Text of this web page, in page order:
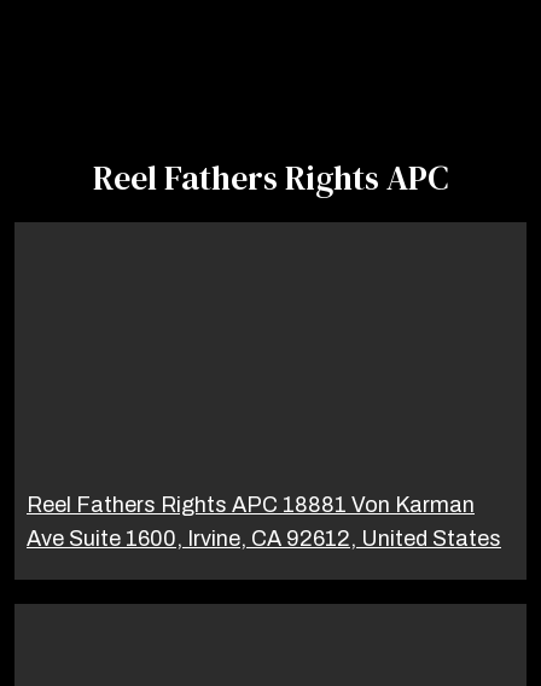
Reel Fathers Rights APC
Reel Fathers Rights APC 18881 Von Karman
Ave Suite 1600, Irvine, CA 92612, United States